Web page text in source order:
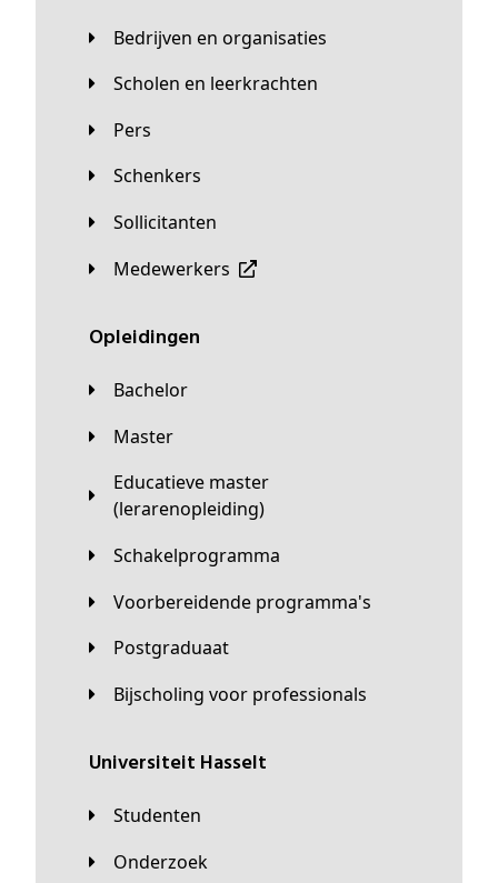
Bedrijven en organisaties
Scholen en leerkrachten
Pers
Schenkers
Sollicitanten
Medewerkers
Opleidingen
Bachelor
Master
Educatieve master
(lerarenopleiding)
Schakelprogramma
Voorbereidende programma's
Postgraduaat
Bijscholing voor professionals
universiteit Hasselt
Studenten
Onderzoek